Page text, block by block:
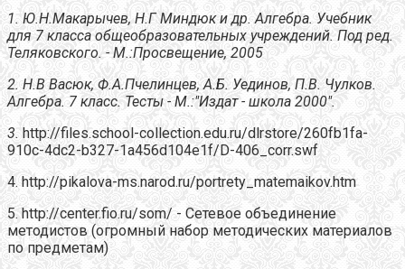
1. Ю.Н.Макарычев, Н.Г Миндюк и др. Алгебра. Учебник
для 7 класса общеобразовательных учреждений. Под ред.
Теляковского. - М.:Просвещение, 2005
2. Н.В Васюк, Ф.А.Пчелинцев, А.Б. Уединов, П.В. Чулков.
Алгебра. 7 класс. Тесты - М.:"Издат - школа 2000".
3. http://files.school-collection.edu.ru/dlrstore/260fb1fa-
910c-4dc2-b327-1a456d104e1f/D-406_corr.swf
4. http://pikalova-ms.narod.ru/portrety_matemaikov.htm
5. http://center.fio.ru/som/ - Cетевое объединение
методистов (огромный набор методических материалов
по предметам)